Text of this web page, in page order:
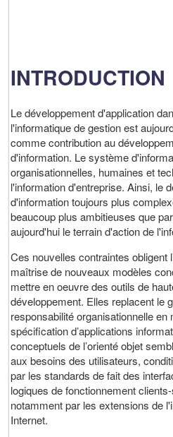
INTRODUCTION
Le développement d'application
l'informatique de gestion est
comme contribution au
d'information. Le système
organisationnelles, humaines et
l'information d'entreprise. Ainsi, le
d'information toujours plus
beaucoup plus ambitieuses que
aujourd'hui le terrain d'action de
Ces nouvelles contraintes obligent
maîtrise de nouveaux modèles
mettre en oeuvre des outils de
développement. Elles replacent le
responsabilité organisationnelle
spécification d’applications
conceptuels de l’orienté objet
aux besoins des utilisateurs,
par les standards de fait des
logiques de fonctionnement
notamment par les extensions de
Internet.